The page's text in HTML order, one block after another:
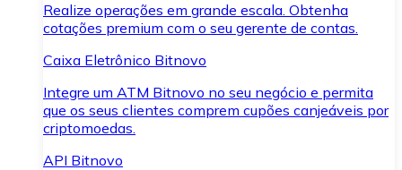
Realize operações em grande escala. Obtenha
cotações premium com o seu gerente de contas.
Caixa Eletrônico Bitnovo
Integre um ATM Bitnovo no seu negócio e permita
que os seus clientes comprem cupões canjeáveis por
criptomoedas.
API Bitnovo